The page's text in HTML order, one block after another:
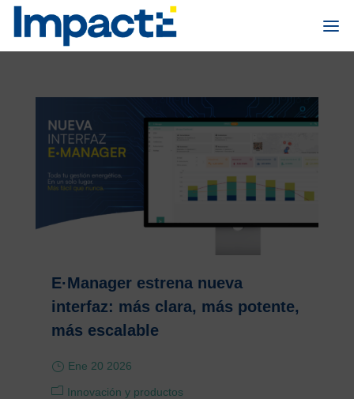
E·Manager estrena nueva
interfaz: más clara, más potente,
más escalable
Ene 20 2026
Innovación y productos